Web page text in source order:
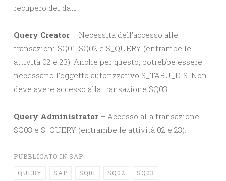
recupero dei dati.
Query Creator – Necessita dell’accesso alle
transazioni SQ01, SQ02 e S_QUERY (entrambe le
attività 02 e 23). Anche per questo, potrebbe essere
necessario l’oggetto autorizzativo S_TABU_DIS. Non
deve avere accesso alla transazione SQ03.
Query Administrator – Accesso alla transazione
SQ03 e S_QUERY (entrambe le attività 02 e 23).
PUBBLICATO IN SAP
QUERY SAP SQ01 SQ02 SQ03